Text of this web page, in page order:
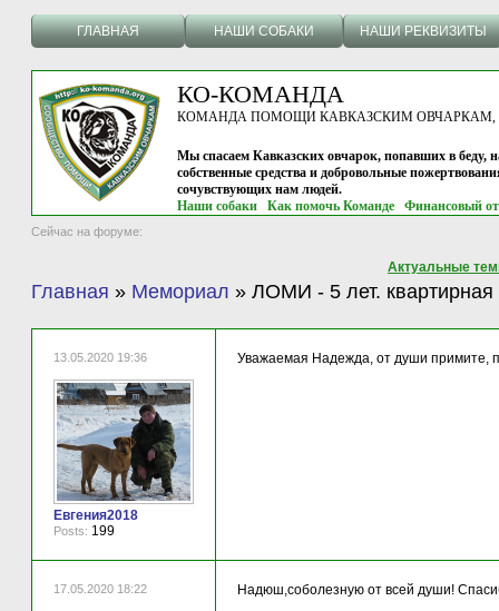
ГЛАВНАЯ НАШИ СОБАКИ НАШИ РЕКВИЗИТЫ
КО-КОМАНДА
КОМАНДА ПОМОЩИ КАВКАЗСКИМ ОВЧАРКАМ, г.
Мы спасаем Кавказских овчарок, попавших в беду,
собственные средства и добровольные
сочувствующих нам людей.
Наши собаки
Как помочь Команде Финансовый
Сейчас на форуме:
Актуальные
Главная » Мемориал » ЛОМИ - 5 лет. квартирная
13.05.2020 19:36
Евгения2018
Posts: 199
Уважаемая Надежда, от души примите,
17.05.2020 18:22 Надюш,соболезную от всей души!